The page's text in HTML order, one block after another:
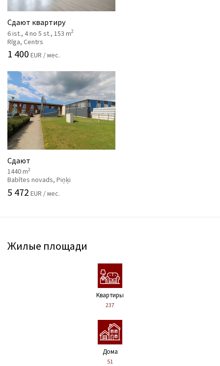
Сдают квартиру
6 ist., 4 no 5 st., 153 m2
Rīga, Centrs
1 400 EUR / мес.
Сдают
1440 m2
Babītes novads, Piņķi
5 472 EUR / мес.
Жилые площади
Kвартиры
237
Дома
51